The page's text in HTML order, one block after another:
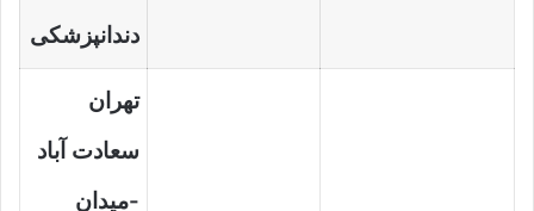
دندانپزشکی
تهران
سعادت آباد
-میدان